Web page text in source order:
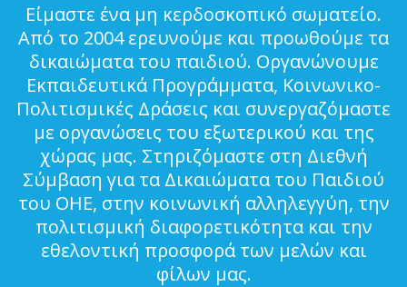
Είμαστε ένα μη κερδοσκοπικό σωματείο.
Από το 2004 ερευνούμε και προωθούμε τα
δικαιώματα του παιδιού. Οργανώνουμε
Εκπαιδευτικά Προγράμματα, Κοινωνικο-
Πολιτισμικές Δράσεις και συνεργαζόμαστε
με οργανώσεις του εξωτερικού και της
χώρας μας. Στηριζόμαστε στη Διεθνή
Σύμβαση για τα Δικαιώματα του Παιδιού
του ΟΗΕ, στην κοινωνική αλληλεγγύη, την
πολιτισμική διαφορετικότητα και την
εθελοντική προσφορά των μελών και
φίλων μας.